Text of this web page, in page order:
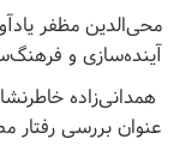
محی‌الدین مظفر
آینده‌سازی و
همدانی‌زاده
عنوان بررسی رفتار